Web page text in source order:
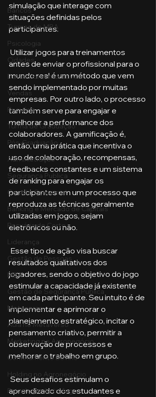
Bancos
Turmas de MBA
Psicologia
Cidades
Datas Comemorativas
Vendas
Pecuária
Turma de Graduação
Pós-Graduação
Administração
Segurança Publica
Gestão Comercial
Banking e Mercado de Capitais
Pecuária de Corte
Liderança
Gestão de Pessoas
MBA
Gestão de Segurança Publica
Metaverso
Aula no Metaverso
Marketing no Agronegócio
Confinamento Bovino
Holding no Agronegócio
Psicologia de tráfego
simulação que interage com
situações definidas pelos
participantes.
antes de enviar o profissional para o
mundo real é um método que vem
sendo implementado por muitas
empresas. Por outro lado, o processo
também serve para engajar e
melhorar a performance dos
colaboradores. A gamificação é,
então, uma prática que incentiva o
uso de colaboração, recompensas,
feedbacks constantes e um sistema
de ranking para engajar os
participantes em um processo que
reproduza as técnicas geralmente
utilizadas em jogos, sejam
eletrônicos ou não.
resultados qualitativos dos
jogadores, sendo o objetivo do jogo
estimular a capacidade já existente
em cada participante. Seu intuito é de
implementar e aprimorar o
planejamento estratégico, incitar o
pensamento criativo, permitir a
observação de processos e
melhorar o trabalho em grupo.
aprendizado dos estudantes e